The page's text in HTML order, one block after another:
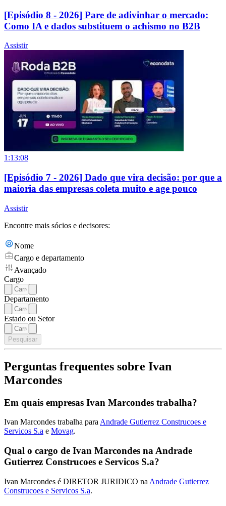
[Episódio 8 - 2026] Pare de adivinhar o mercado:
Como IA e dados substituem o achismo no B2B
Assistir
1:13:08
[Episódio 7 - 2026] Dado que vira decisão: por que a
maioria das empresas coleta muito e age pouco
Assistir
Encontre mais sócios e decisores:
Nome
Cargo e departamento
Avançado
Cargo
Departamento
Estado ou Setor
Pesquisar
Perguntas frequentes sobre Ivan
Marcondes
Em quais empresas Ivan Marcondes trabalha?
Ivan Marcondes trabalha para Andrade Gutierrez Construcoes e
Servicos S.a e Movag.
Qual o cargo de Ivan Marcondes na Andrade
Gutierrez Construcoes e Servicos S.a?
Ivan Marcondes é DIRETOR JURIDICO na Andrade Gutierrez
Construcoes e Servicos S.a.